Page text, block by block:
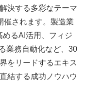
決する多彩なテーマ
催されます。製造業
るAI活用、フィジ
業務自動化など、30
をリードするエキス
結する成功ノウハウ